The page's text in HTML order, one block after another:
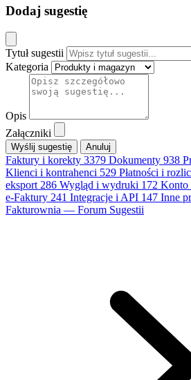
Dodaj sugestię
Tytuł sugestii
Kategoria
Opis
Załączniki
Anuluj
Faktury i korekty 3379 Dokumenty 938
Klienci i kontrahenci 529 Płatności i
eksport 286 Wygląd i wydruki 172 Konto
e-Faktury 241 Integracje i API 147 Inne
Fakturownia — Forum Sugestii